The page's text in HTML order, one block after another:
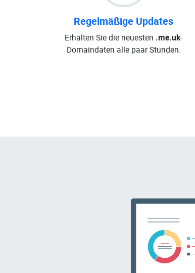
Regelmäßige Updates
Erhalten Sie die neuesten .me.uk-
Domaindaten alle paar Stunden.